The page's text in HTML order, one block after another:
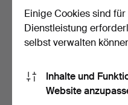
Einige Cookies sind
Dienstleistung
selbst verwalten
Inhalte und
Website